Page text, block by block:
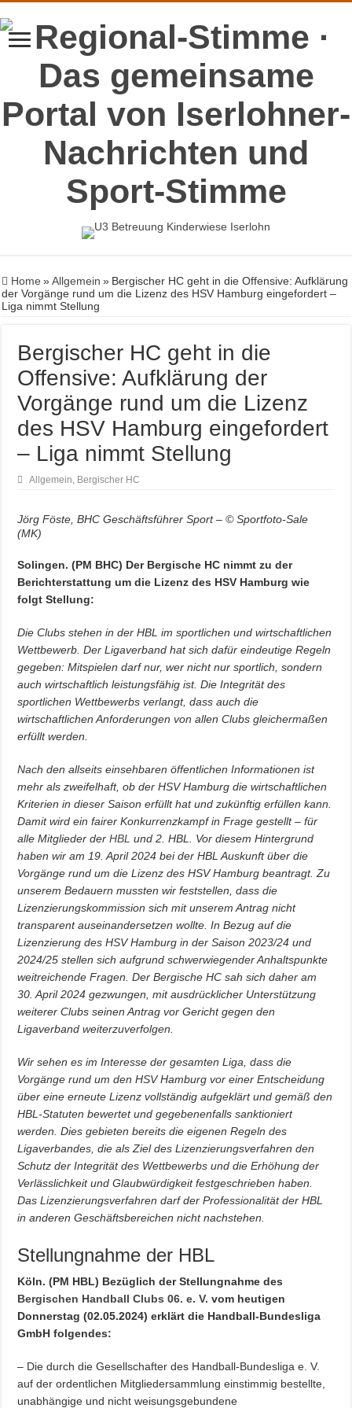
Home » Allgemein » Bergischer HC geht in die Offensive: Aufklärung
der Vorgänge rund um die Lizenz des HSV Hamburg eingefordert –
Liga nimmt Stellung
Bergischer HC geht in die
Offensive: Aufklärung der
Vorgänge rund um die Lizenz
des HSV Hamburg eingefordert
– Liga nimmt Stellung
Allgemein, Bergischer HC
Jörg Föste, BHC Geschäftsführer Sport – © Sportfoto-Sale
(MK)
Solingen. (PM BHC) Der Bergische HC nimmt zu der
Berichterstattung um die Lizenz des HSV Hamburg wie
folgt Stellung:
Die Clubs stehen in der HBL im sportlichen und wirtschaftlichen
Wettbewerb. Der Ligaverband hat sich dafür eindeutige Regeln
gegeben: Mitspielen darf nur, wer nicht nur sportlich, sondern
auch wirtschaftlich leistungsfähig ist. Die Integrität des
sportlichen Wettbewerbs verlangt, dass auch die
wirtschaftlichen Anforderungen von allen Clubs gleichermaßen
erfüllt werden.
Nach den allseits einsehbaren öffentlichen Informationen ist
mehr als zweifelhaft, ob der HSV Hamburg die wirtschaftlichen
Kriterien in dieser Saison erfüllt hat und zukünftig erfüllen kann.
Damit wird ein fairer Konkurrenzkampf in Frage gestellt – für
alle Mitglieder derHBL und 2. HBL. Vor diesem Hintergrund
haben wir am 19. April 2024 bei der HBL Auskunft über die
Vorgänge rund um die Lizenz des HSV Hamburg beantragt. Zu
unserem Bedauern mussten wir feststellen, dass die
Lizenzierungskommission sich mit unserem Antrag nicht
transparent auseinandersetzen wollte. In Bezug auf die
Lizenzierung des HSV Hamburg in der Saison 2023/24 und
2024/25 stellen sich aufgrund schwerwiegender Anhaltspunkte
weitreichende Fragen. Der Bergische HC sah sich daher am
30. April 2024 gezwungen, mit ausdrücklicher Unterstützung
weiterer Clubs seinen Antrag vor Gericht gegen den
Ligaverband weiterzuverfolgen.
Wir sehen es im Interesse der gesamten Liga, dass die
Vorgänge rund um den HSV Hamburg vor einer Entscheidung
über eine erneute Lizenz vollständig aufgeklärt und gemäß den
HBL-Statuten bewertet und gegebenenfalls sanktioniert
werden. Dies gebieten bereits die eigenen Regeln des
Ligaverbandes, die als Ziel des Lizenzierungsverfahren den
Schutz der Integrität des Wettbewerbs und die Erhöhung der
Verlässlichkeit und Glaubwürdigkeit festgeschrieben haben.
Das Lizenzierungsverfahren darf der Professionalität der HBL
in anderen Geschäftsbereichen nicht nachstehen.
Stellungnahme der HBL
Köln. (PM HBL) Bezüglich der Stellungnahme des
Bergischen Handball Clubs 06. e. V. vom heutigen
Donnerstag (02.05.2024) erklärt die Handball-Bundesliga
GmbH folgendes:
– Die durch die Gesellschafter des Handball-Bundesliga e. V.
auf der ordentlichen Mitgliedersammlung einstimmig bestellte,
unabhängige und nicht weisungsgebundene